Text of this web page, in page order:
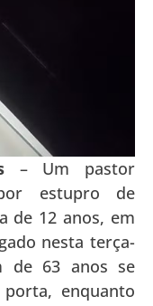
– Um pastor
estupro de
de 12 anos, em
nesta terça-
de 63 anos se
enquanto